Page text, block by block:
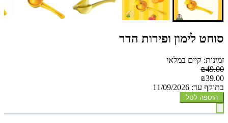
סוחט לימון ופירות הדר
זמינות: קיים במלאי
₪49.00
₪39.00
בתוקף עד: 11/09/2026
הוספה לסל